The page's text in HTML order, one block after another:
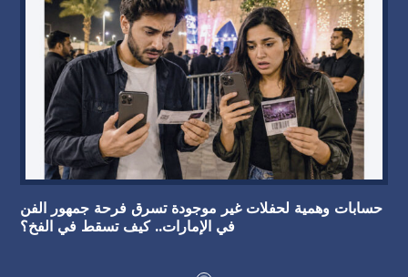
حسابات وهمية لحفلات غير موجودة تسرق فرحة جمهور الفن
في الإمارات.. كيف تسقط في الفخ؟